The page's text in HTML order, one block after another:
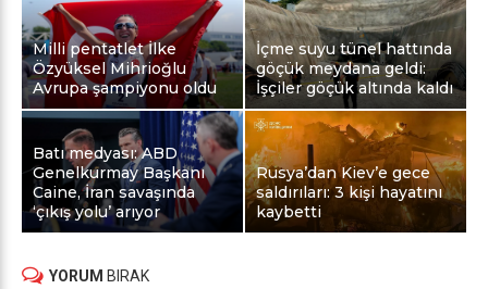
Milli pentatlet İlke
Özyüksel Mihrioğlu
Avrupa şampiyonu oldu
İçme suyu tünel hattında
göçük meydana geldi:
İşçiler göçük altında kaldı
Batı medyası: ABD
Genelkurmay Başkanı
Caine, İran savaşında
‘çıkış yolu’ arıyor
Rusya’dan Kiev’e gece
saldırıları: 3 kişi hayatını
kaybetti
YORUM BIRAK